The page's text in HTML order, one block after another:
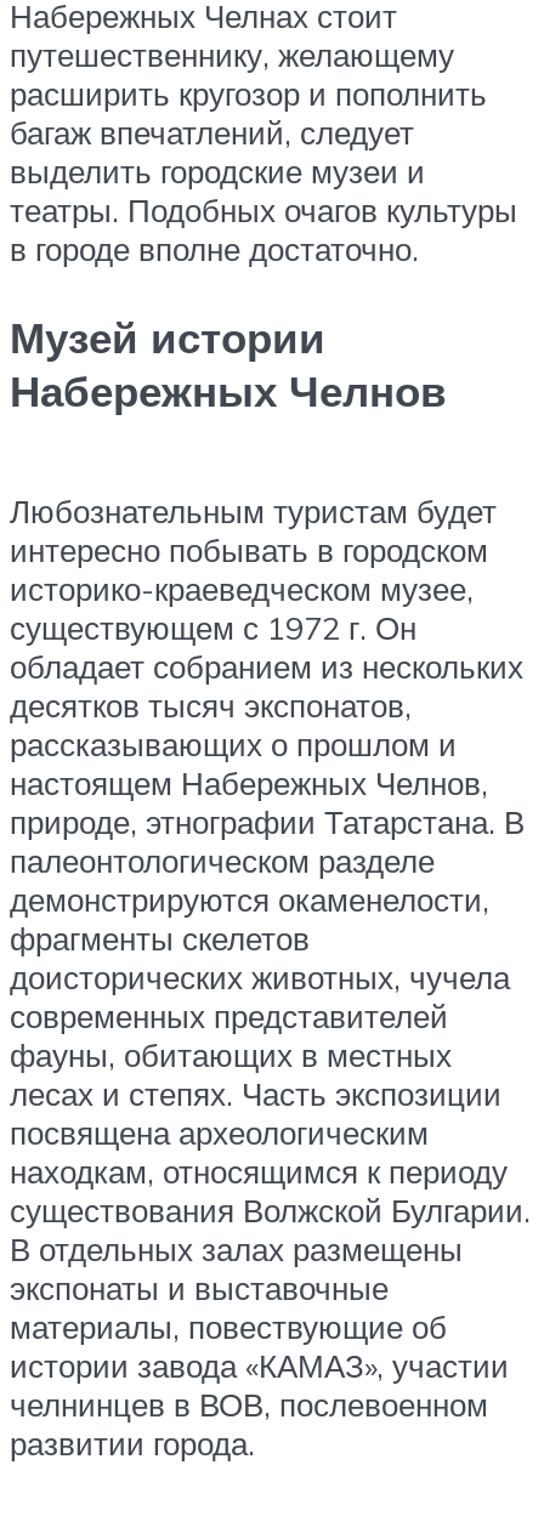
Набережных Челнах стоит
путешественнику, желающему
расширить кругозор и пополнить
багаж впечатлений, следует
выделить городские музеи и
театры. Подобных очагов культуры
в городе вполне достаточно.
Музей истории
Набережных Челнов
Любознательным туристам будет
интересно побывать в городском
историко-краеведческом музее,
существующем с 1972 г. Он
обладает собранием из нескольких
десятков тысяч экспонатов,
рассказывающих о прошлом и
настоящем Набережных Челнов,
природе, этнографии Татарстана. В
палеонтологическом разделе
демонстрируются окаменелости,
фрагменты скелетов
доисторических животных, чучела
современных представителей
фауны, обитающих в местных
лесах и степях. Часть экспозиции
посвящена археологическим
находкам, относящимся к периоду
существования Волжской Булгарии.
В отдельных залах размещены
экспонаты и выставочные
материалы, повествующие об
истории завода «КАМАЗ», участии
челнинцев в ВОВ, послевоенном
развитии города.